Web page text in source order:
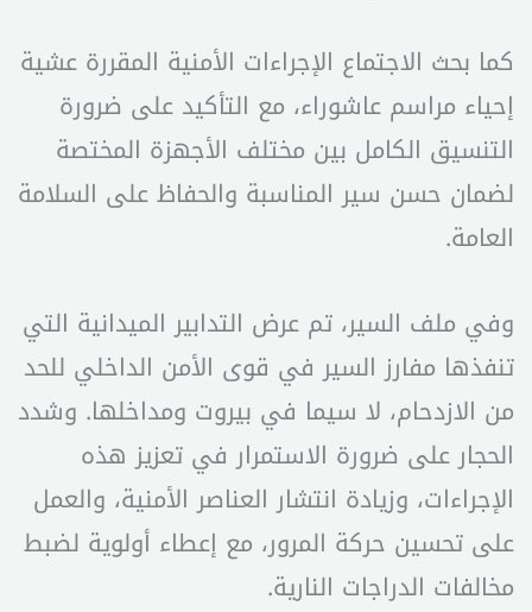
كما بحث الاجتماع الإجراءات الأمنية المقررة عشية
إحياء مراسم عاشوراء، مع التأكيد على ضرورة
التنسيق الكامل بين مختلف الأجهزة المختصة
لضمان حسن سير المناسبة والحفاظ على السلامة
العامة.
وفي ملف السير، تم عرض التدابير الميدانية التي
تنفذها مفارز السير في قوى الأمن الداخلي للحد
من الازدحام، لا سيما في بيروت ومداخلها. وشدد
الحجار على ضرورة الاستمرار في تعزيز هذه
الإجراءات، وزيادة انتشار العناصر الأمنية، والعمل
على تحسين حركة المرور، مع إعطاء أولوية لضبط
مخالفات الدراجات النارية.